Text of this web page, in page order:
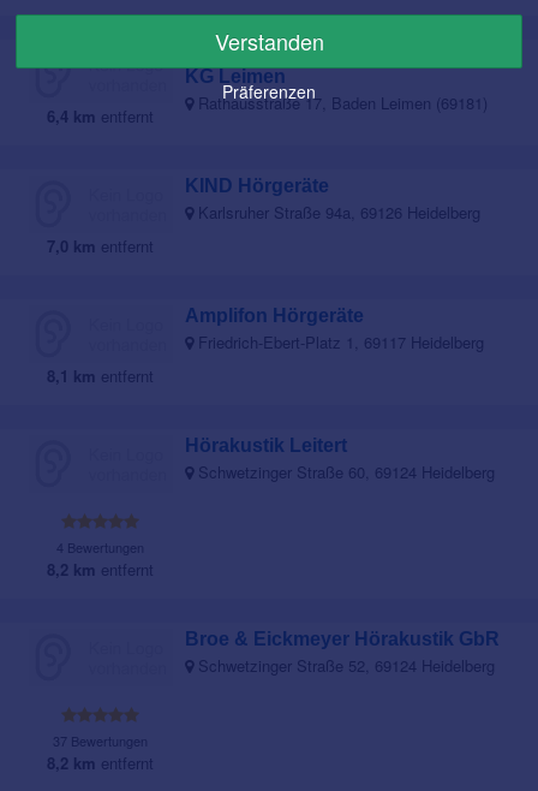
6,4 km entfernt
Rhein-Neckar-Akustik GmbH & Co.
KG Leimen
Rathausstraße 17, Baden Leimen (69181)
7,0 km entfernt
KIND Hörgeräte
Karlsruher Straße 94a, 69126 Heidelberg
8,1 km entfernt
Amplifon Hörgeräte
Friedrich-Ebert-Platz 1, 69117 Heidelberg
4 Bewertungen
8,2 km entfernt
Hörakustik Leitert
Schwetzinger Straße 60, 69124 Heidelberg
37 Bewertungen
8,2 km entfernt
Broe & Eickmeyer Hörakustik GbR
Schwetzinger Straße 52, 69124 Heidelberg
Verstanden
Präferenzen